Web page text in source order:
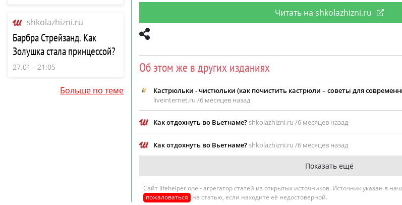
shkolazhizni.ru
Барбра Стрейзанд. Как
Золушка стала принцессой?
27.01 - 21:05
Больше по теме
Читать на shkolazhizni.ru
Об этом же в других изданиях
Кастрюльки - чистюльки (как почистить кастрюли – советы для
liveinternet.ru /6 месяцев назад
Как отдохнуть во Вьетнаме?shkolazhizni.ru /6 месяцев назад
Как отдохнуть во Вьетнаме?shkolazhizni.ru /6 месяцев назад
Показать ещё
Сайт lifehelper.one - агрегатор статей из открытых источников. Источник указан в
пожаловаться на статью, если находите её недостоверной.